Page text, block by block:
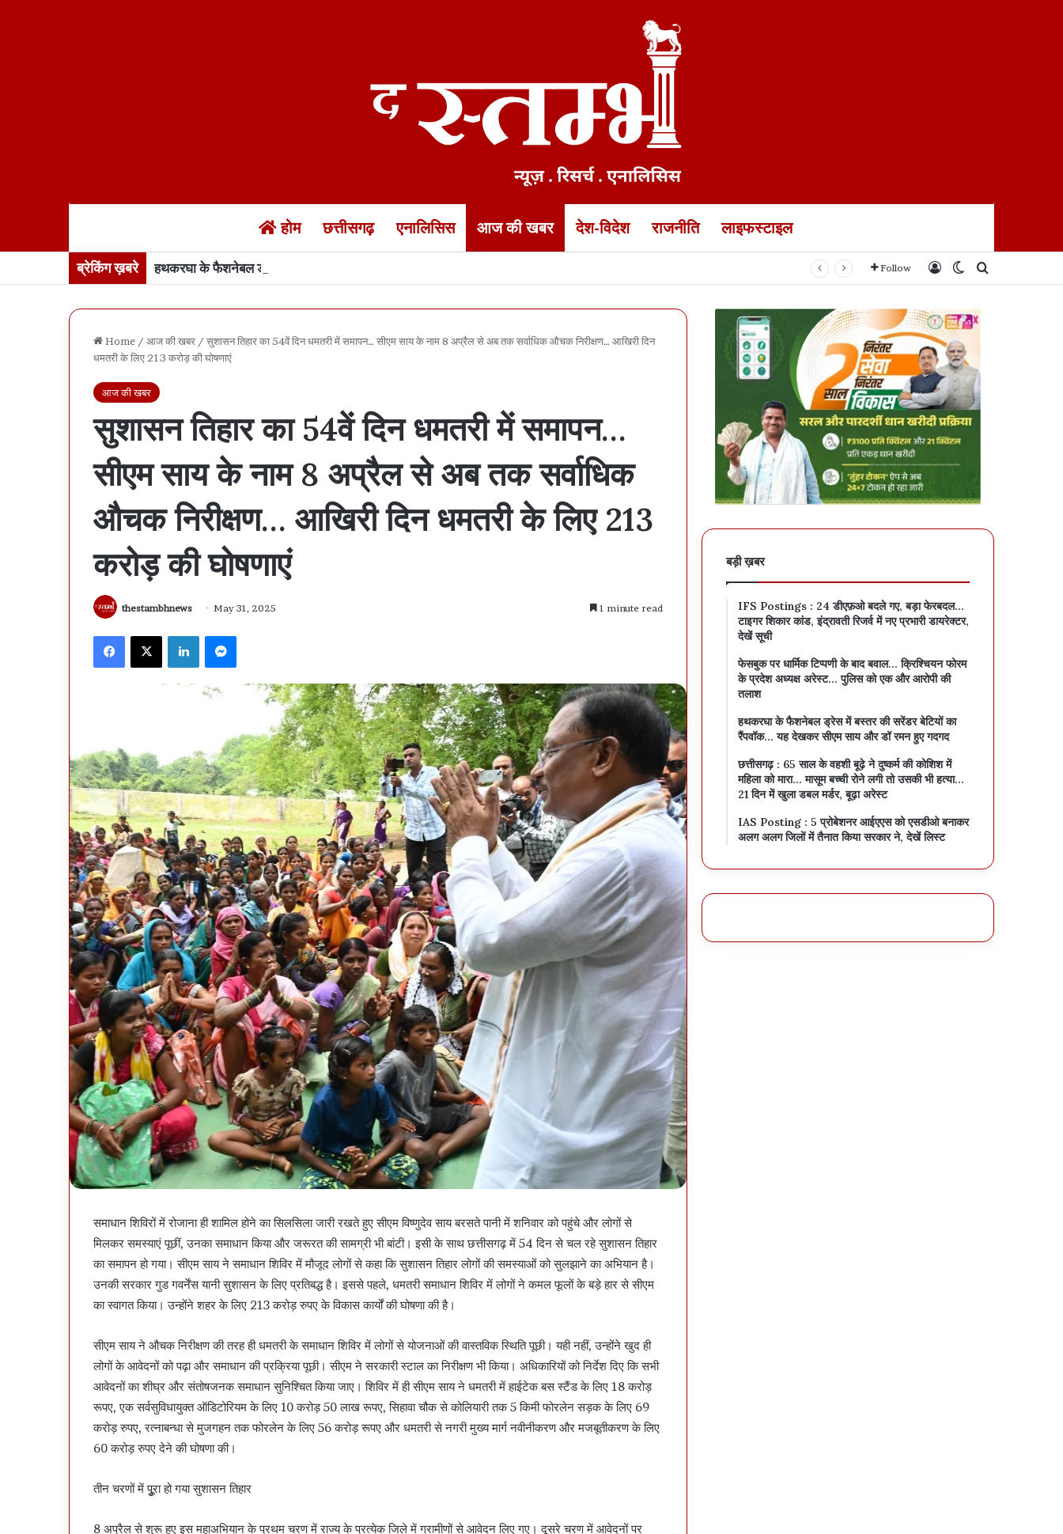
होम छत्तीसगढ़ एनालिसिस आज की खबर देश-विदेश राजनीति लाइफस्टाइल
ब्रेकिंग ख़बरे हथकरघा के फैशनेबल ड्रेस में बस्तर की सरेंडर बेटियों का रैंपवॉक… यह देखकर सीएम साय और डॉ रमन हुए गदगद Follow Log InSwitch skin
Home / आज की खबर / सुशासन तिहार का 54वें दिन धमतरी में समापन… सीएम साय के नाम 8 अप्रैल से अब तक सर्वाधिक औचक निरीक्षण… आखिरी दिन
धमतरी के लिए 213 करोड़ की घोषणाएं
आज की खबर
सुशासन तिहार का 54वें दिन धमतरी में समापन…
सीएम साय के नाम 8 अप्रैल से अब तक सर्वाधिक
औचक निरीक्षण… आखिरी दिन धमतरी के लिए 213
करोड़ की घोषणाएं
thestambhnews May 31, 2025 1 minute read
Facebook X LinkedIn
समाधान शिविरों में रोजाना ही शामिल होने का सिलसिला जारी रखते हुए सीएम विष्णुदेव साय बरसते पानी में शनिवार को पहुंचे और लोगों से
मिलकर समस्याएं पूछीं, उनका समाधान किया और जरूरत की सामग्री भी बांटी। इसी के साथ छत्तीसगढ़ में 54 दिन से चल रहे सुशासन तिहार
का समापन हो गया। सीएम साय ने समाधान शिविर में मौजूद लोगों से कहा कि सुशासन तिहार लोगों की समस्याओं को सुलझाने का अभियान है।
उनकी सरकार गुड गवर्नेंस यानी सुशासन के लिए प्रतिबद्ध है। इससे पहले, धमतरी समाधान शिविर में लोगों ने कमल फूलों के बड़े हार से सीएम
का स्वागत किया। उन्होंने शहर के लिए 213 करोड़ रुपए के विकास कार्यों की घोषणा की है।
सीएम साय ने औचक निरीक्षण की तरह ही धमतरी के समाधान शिविर में लोगों से योजनाओं की वास्तविक स्थिति पूछी। यही नहीं, उन्होंने खुद ही
लोगों के आवेदनों को पढ़ा और समाधान की प्रक्रिया पूछी। सीएम ने सरकारी स्टाल का निरीक्षण भी किया। अधिकारियों को निर्देश दिए कि सभी
आवेदनों का शीघ्र और संतोषजनक समाधान सुनिश्चित किया जाए। शिविर में ही सीएम साय ने धमतरी में हाईटेक बस स्टैंड के लिए 18 करोड़
रूपए, एक सर्वसुविधायुक्त ऑडिटोरियम के लिए 10 करोड़ 50 लाख रूपए, सिहावा चौक से कोलियारी तक 5 किमी फोरलेन सड़क के लिए 69
करोड़ रुपए, रत्नाबन्धा से मुजगहन तक फोरलेन के लिए 56 करोड़ रूपए और धमतरी से नगरी मुख्य मार्ग नवीनीकरण और मजबूतीकरण के लिए
60 करोड़ रुपए देने की घोषणा की।
तीन चरणों में पुूरा हो गया सुशासन तिहार
8 अप्रैल से शुरू हुए इस महाअभियान के प्रथम चरण में राज्य के प्रत्येक जिले में ग्रामीणों से आवेदन लिए गए। दूसरे चरण में आवेदनों पर
बड़ी ख़बर
IFS Postings : 24 डीएफ़ओ बदले गए, बड़ा फेरबदल…
टाइगर शिकार कांड, इंद्रावती रिजर्व में नए प्रभारी डायरेक्टर,
देखें सूची
फेसबुक पर धार्मिक टिप्पणी के बाद बवाल… क्रिश्चियन फोरम
के प्रदेश अध्यक्ष अरेस्ट… पुलिस को एक और आरोपी की
तलाश
हथकरघा के फैशनेबल ड्रेस में बस्तर की सरेंडर बेटियों का
रैंपवॉक… यह देखकर सीएम साय और डॉ रमन हुए गदगद
छत्तीसगढ़ : 65 साल के वहशी बूढ़े ने दुष्कर्म की कोशिश में
महिला को मारा… मासूम बच्ची रोने लगी तो उसकी भी हत्या…
21 दिन में खुला डबल मर्डर, बूढ़ा अरेस्ट
IAS Posting : 5 प्रोबेशनर आईएएस को एसडीओ बनाकर
अलग अलग जिलों में तैनात किया सरकार ने, देखें लिस्ट